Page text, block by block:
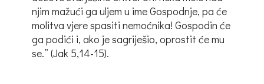
njim mažući ga uljem u ime Gospodnje, pa će
molitva vjere spasiti nemoćnika! Gospodin će
ga podići i, ako je sagriješio, oprostit će mu
se.” (Jak 5,14-15).